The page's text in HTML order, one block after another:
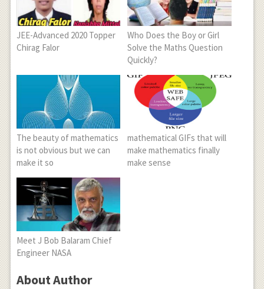
JEE-Advanced 2020 Topper
Chirag Falor
Who Does the Boy or Girl
Solve the Maths Question
Quickly?
The beauty of mathematics
is not obvious but we can
make it so
mathematical GIFs that will
make mathematics finally
make sense
Meet J Bob Balaram Chief
Engineer NASA
About Author